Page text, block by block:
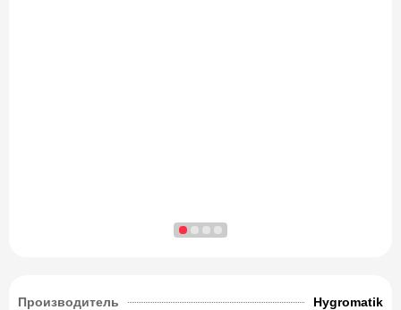
Производитель Hygromatik